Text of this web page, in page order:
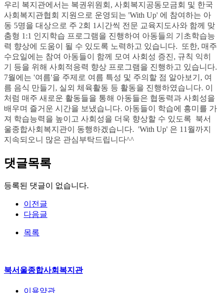
우리 복지관에서는 복권위원회, 사회복지공동모금회 및 한국
사회복지관협회 지원으로 운영되는 'With Up' 에 참여하는 아
동 5명을 대상으로 주 2회 1시간씩 전문 교육지도사와 함께 맞
춤형 1:1 인지학습 프로그램을 진행하여 아동들의 기초학습능
력 향상에 도움이 될 수 있도록 노력하고 있습니다. 또한, 매주
수요일에는 참여 아동들이 함께 모여 사회성 증진, 규칙 익히
기 등을 위해 사회적응력 향상 프로그램을 진행하고 있습니다.
7월에는 '여름'을 주제로 여름 특성 및 주의할 점 알아보기, 여
름 음식 만들기, 실외 체육활동 등 활동을 진행하였습니다. 이
처럼 매주 새로운 활동들을 통해 아동들은 협동력과 사회성을
배우며 즐거운 시간을 보냈습니다. 아동들이 학습에 흥미를 가
져 학습능력을 높이고 사회성을 더욱 향상할 수 있도록 북서
울종합사회복지관이 동행하겠습니다. 'With Up' 은 11월까지
지속되오니 많은 관심부탁드립니다^^
댓글목록
등록된 댓글이 없습니다.
이전글
다음글
목록
북서울종합사회복지관
이용약관